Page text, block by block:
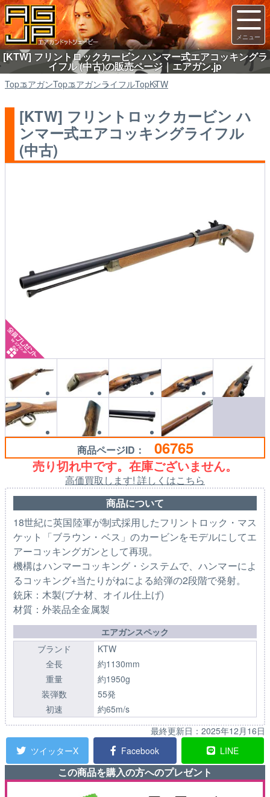
[KTW] フリントロックカービン ハンマー式エアコッキングラ
イフル (中古)の販売ページ｜エアガン.jp
TopエアガンTopエアガンライフルTopKTW
[KTW] フリントロックカービン ハ
ンマー式エアコッキングライフル
(中古)
商品ページID： 06765
売り切れ中です。在庫ございません。
高価買取します! 詳しくはこちら
商品について
18世紀に英国陸軍が制式採用したフリントロック・マス
ケット「ブラウン・ベス」のカービンをモデルにしてエ
アーコッキングガンとして再現。
機構はハンマーコッキング・システムで、ハンマーによ
るコッキング+当たりがねによる給弾の2段階で発射。
銃床：木製(ブナ材、オイル仕上げ)
材質：外装品全金属製
エアガンスペック
ブランド
KTW
全長
約1130mm
重量
約1950g
装弾数
55発
初速
約65m/s
最終更新日： 2025年12月16日
ツイッターX
Facebook LINE
この商品を購入の方へのプレゼント